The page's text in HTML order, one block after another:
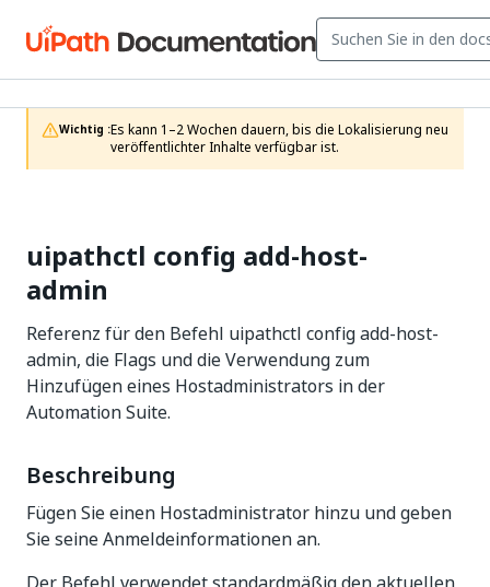
Wichtig :Es kann 1–2 Wochen dauern, bis die Lokalisierung neu
veröffentlichter Inhalte verfügbar ist.
uipathctl config add-host-
admin
Referenz für den Befehl uipathctl config add-host-
admin, die Flags und die Verwendung zum
Hinzufügen eines Hostadministrators in der
Automation Suite.
Beschreibung
Fügen Sie einen Hostadministrator hinzu und geben
Sie seine Anmeldeinformationen an.